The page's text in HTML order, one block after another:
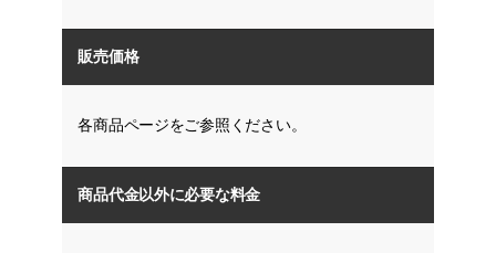
販売価格
各商品ページをご参照ください。
商品代金以外に必要な料金